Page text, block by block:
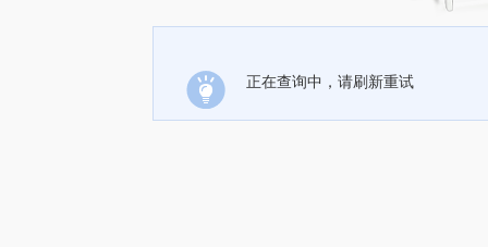
正在查询中，请刷新重试